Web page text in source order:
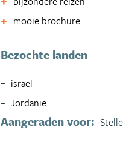
mooie brochure
Bezochte landen
israel
Jordanie
Aangeraden voor: